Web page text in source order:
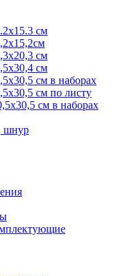
см
см
см
см в наборах
см по листу
см в наборах
шнур